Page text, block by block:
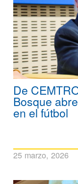
De
Bosque
en el fútbol
25 marzo, 2026